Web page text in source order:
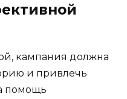
кампания должна
и привлечь
помощь